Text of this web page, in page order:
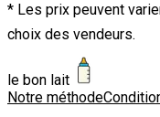
* Les prix peuvent
choix des vendeurs.
le bon lait
Notre méthode